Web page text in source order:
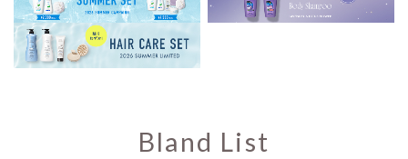
Bland List